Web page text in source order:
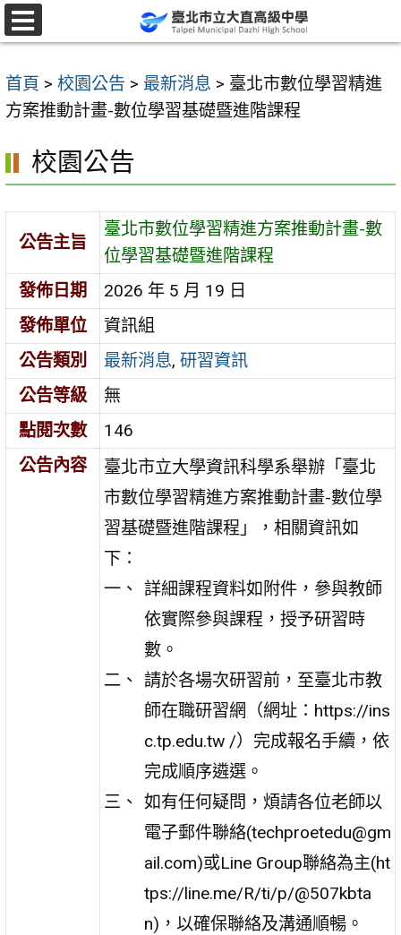
跳
至
要
內
區
首頁 > 校園公告 > 最新消息 > 臺北市數位學習精進
方案推動計畫-數位學習基礎暨進階課程
校園公告
公告主旨
臺北市數位學習精進方案推動計畫-數
位學習基礎暨進階課程
發佈日期
2026 年 5 月 19 日
發佈單位
資訊組
公告類別
最新消息,研習資訊
公告等級
無
點閱次數
146
公告內容
臺北市立大學資訊科學系舉辦「臺北
市數位學習精進方案推動計畫-數位學
習基礎暨進階課程」，相關資訊如
下：
詳細課程資料如附件，參與教師
依實際參與課程，授予研習時
數。
請於各場次研習前，至臺北市教
師在職研習網（網址：https://ins
c.tp.edu.tw /）完成報名手續，依
完成順序遴選。
如有任何疑問，煩請各位老師以
電子郵件聯絡(techproetedu@gm
ail.com)或Line Group聯絡為主(ht
tps://line.me/R/ti/p/@507kbta
n)，以確保聯絡及溝通順暢。
選
單